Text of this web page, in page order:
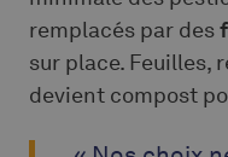
remplacés par des
sur place. Feuilles,
devient compost